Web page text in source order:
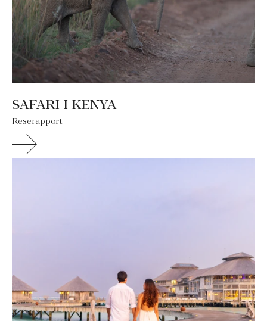
SAFARI I KENYA
Reserapport